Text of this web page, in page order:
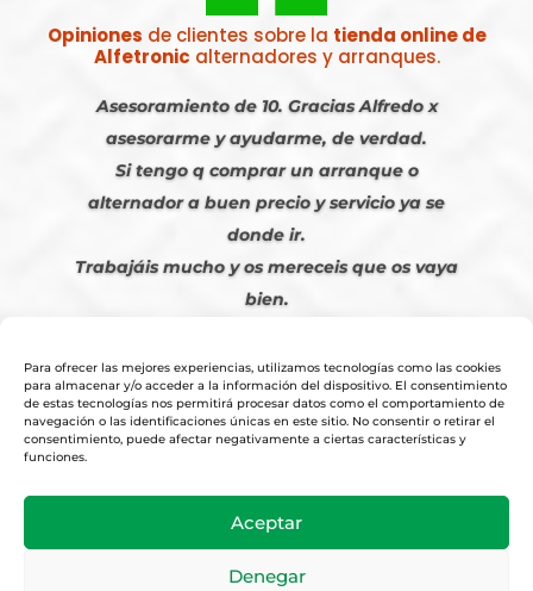
Para ofrecer las mejores experiencias, utilizamos tecnologías como las cookies
para almacenar y/o acceder a la información del dispositivo. El consentimiento
de estas tecnologías nos permitirá procesar datos como el comportamiento de
navegación o las identificaciones únicas en este sitio. No consentir o retirar el
consentimiento, puede afectar negativamente a ciertas características y
funciones.
Aceptar
Denegar
Opiniones de clientes sobre la tienda online de
Alfetronic alternadores y arranques.
Asesoramiento de 10. Gracias Alfredo x
asesorarme y ayudarme, de verdad.
Si tengo q comprar un arranque o
alternador a buen precio y servicio ya se
donde ir.
Trabajáis mucho y os mereceis que os vaya
bien.
Condiciones Venta Online
Diseño y Posicionamiento Web,Agencia web-espana.es